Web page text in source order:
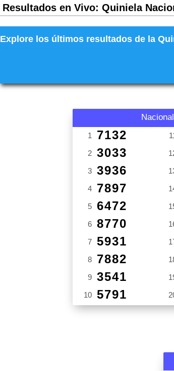
Resultados en Vivo: Quiniela
Explore los últimos resultados de la
Nacional
1 7132
2 3033
3 3936
4 7897
5 6472
6 8770
7 5931
8 7882
9 3541
10 5791